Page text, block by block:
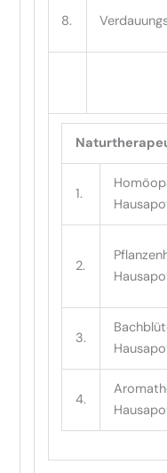
8.
1.
2.
3.
4.